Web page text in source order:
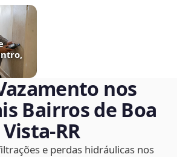
nos
Bairros de Boa
Vista‑RR
e perdas hidráulicas nos